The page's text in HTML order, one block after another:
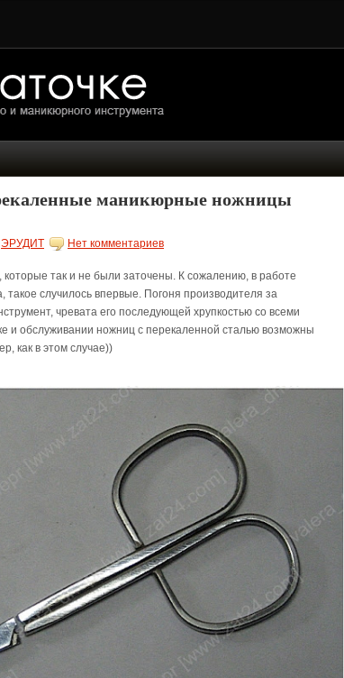
маникюрные ножницы
ЭРУДИТ Нет комментариев
так и не были заточены. К сожалению, в работе
такое случилось впервые. Погоня производителя за
чревата его последующей хрупкостью со всеми
и обслуживании ножниц с перекаленной сталью возможны
как в этом случае))